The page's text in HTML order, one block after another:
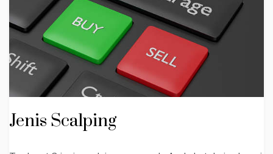
Jenis Scalping